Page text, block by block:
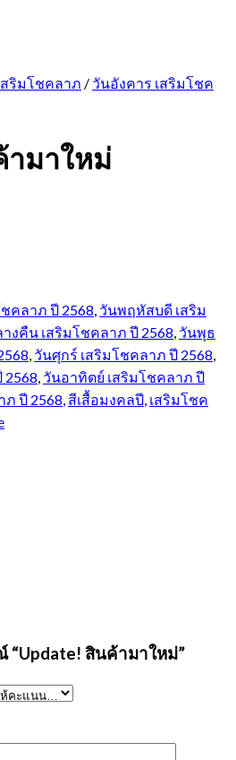
สริมโชคลาภ / วันอังคาร เสริมโชค
ามาใหม่
คลาภ ปี 2568, วันพฤหัสบดี เสริม
งคืน เสริมโชคลาภ ปี 2568, วันพุธ
, วันศุกร์ เสริมโชคลาภ ปี 2568,
2568, วันอาทิตย์ เสริมโชคลาภ ปี
ภ ปี 2568, สีเสื้อมงคลปี, เสริมโชค
“Update! สินค้ามาใหม่”